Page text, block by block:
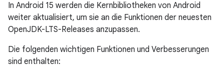
In Android 15 werden die Kernbibliotheken von Android
weiter aktualisiert, um sie an die Funktionen der neuesten
OpenJDK-LTS-Releases anzupassen.
Die folgenden wichtigen Funktionen und Verbesserungen
sind enthalten: